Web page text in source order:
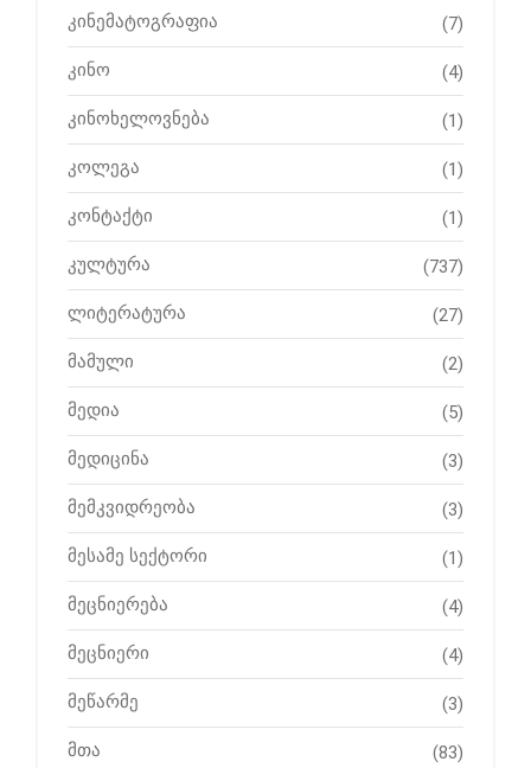
კინემატოგრაფია (7)
კინო (4)
კინოხელოვნება (1)
კოლეგა (1)
კონტაქტი (1)
კულტურა (737)
ლიტერატურა (27)
მამული (2)
მედია (5)
მედიცინა (3)
მემკვიდრეობა (3)
მესამე სექტორი (1)
მეცნიერება (4)
მეცნიერი (4)
მეწარმე (3)
მთა (83)